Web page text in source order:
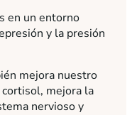
en un entorno
y la presión
mejora nuestro
mejora la
nervioso y